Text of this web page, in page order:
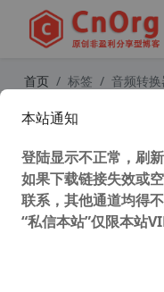
首页 标签 音频转
式
本站通知
登陆显示不正常，刷
如果下载链接失效或
联系，其他通道均得
“私信本站”仅限本站